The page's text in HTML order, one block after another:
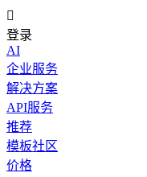

登录
AI
企业服务
解决方案
API服务
推荐
模板社区
价格